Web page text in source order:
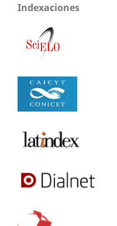
Indexaciones